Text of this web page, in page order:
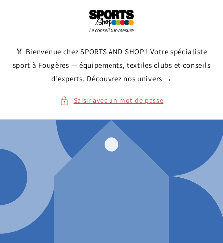
🏅 Bienvenue chez SPORTS AND SHOP ! Votre spécialiste
sport à Fougères — équipements, textiles clubs et conseils
d'experts. Découvrez nos univers →
Saisir avec un mot de passe